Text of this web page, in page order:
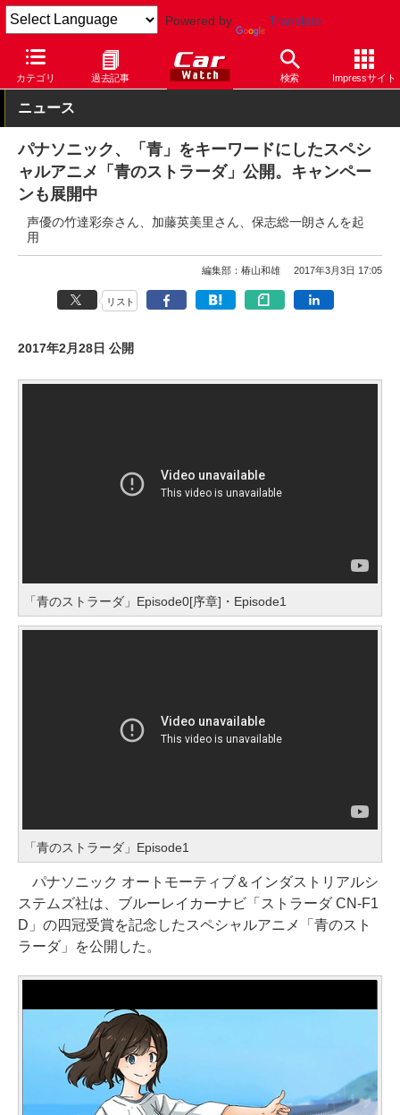
Powered by Translate
カテゴリ 過去記事 検索 Impressサイト
Car Watch ナビ パナソニック ストラーダ
ニュース
パナソニック、「青」をキーワードにしたスペシ
ャルアニメ「青のストラーダ」公開。キャンペー
ンも展開中
声優の竹達彩奈さん、加藤英美里さん、保志総一朗さんを起
用
編集部：椿山和雄 2017年3月3日 17:05
リスト
2017年2月28日 公開
「青のストラーダ」Episode0[序章]・Episode1
「青のストラーダ」Episode1
パナソニック オートモーティブ＆インダストリアルシ
ステムズ社は、ブルーレイカーナビ「ストラーダ CN-F1
D」の四冠受賞を記念したスペシャルアニメ「青のスト
ラーダ」を公開した。